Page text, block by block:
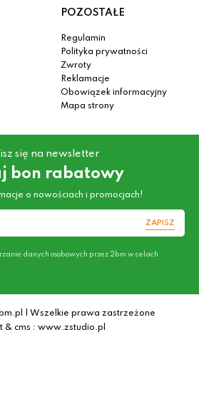
POZOSTAŁE
Regulamin
Polityka prywatności
Zwroty
Reklamacje
Obowiązek informacyjny
Mapa strony
się na newsletter
bon rabatowy
o nowościach i promocjach!
ZAPISZ
danych osobowych przez 2bm w celach
| Wszelkie prawa zastrzeżone
& cms : www.zstudio.pl